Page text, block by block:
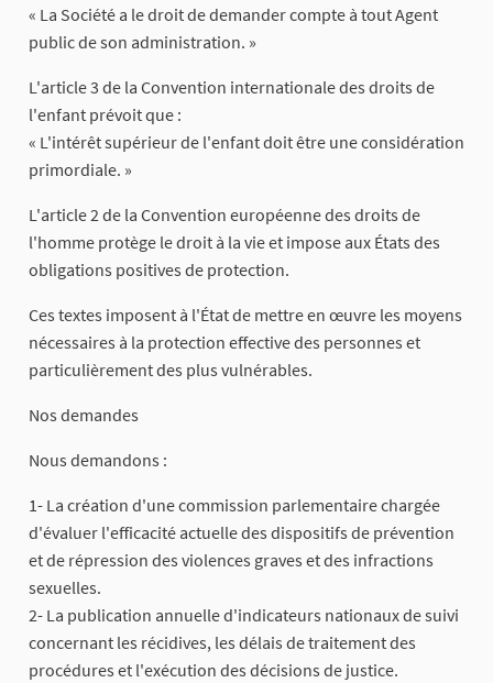
« La Société a le droit de demander compte à tout Agent
public de son administration. »
L'article 3 de la Convention internationale des droits de
l'enfant prévoit que :
« L'intérêt supérieur de l'enfant doit être une considération
primordiale. »
L'article 2 de la Convention européenne des droits de
l'homme protège le droit à la vie et impose aux États des
obligations positives de protection.
Ces textes imposent à l'État de mettre en œuvre les moyens
nécessaires à la protection effective des personnes et
particulièrement des plus vulnérables.
Nos demandes
Nous demandons :
1- La création d'une commission parlementaire chargée
d'évaluer l'efficacité actuelle des dispositifs de prévention
et de répression des violences graves et des infractions
sexuelles.
2- La publication annuelle d'indicateurs nationaux de suivi
concernant les récidives, les délais de traitement des
procédures et l'exécution des décisions de justice.